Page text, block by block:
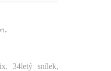
34letý snílek,